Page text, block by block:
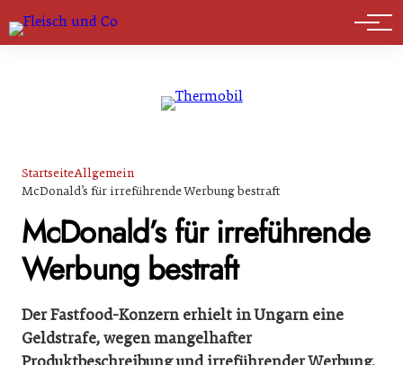
Marktführer
StartseiteAllgemein
McDonald’s für irreführende Werbung bestraft
McDonald’s für irreführende
Werbung bestraft
Der Fastfood-Konzern erhielt in Ungarn eine
Geldstrafe, wegen mangelhafter